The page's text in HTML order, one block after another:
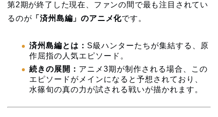
第2期が終了した現在、ファンの間で最も注目されてい
るのが 「済州島編」のアニメ化です。
済州島編とは： S級ハンターたちが集結する、原
作屈指の人気エピソード。
続きの展開： アニメ3期が制作される場合、この
エピソードがメインになると予想されており、
水篠旬の真の力が試される戦いが描かれます。